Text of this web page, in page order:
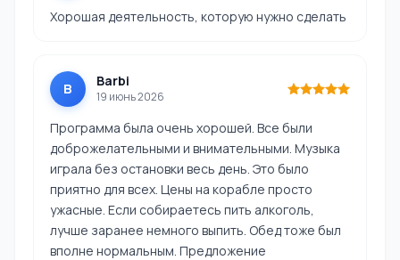
Хорошая деятельность, которую нужно сделать
B Barbi
19 июнь 2026
Программа была очень хорошей. Все были
доброжелательными и внимательными. Музыка
играла без остановки весь день. Это было
приятно для всех. Цены на корабле просто
ужасные. Если собираетесь пить алкоголь,
лучше заранее немного выпить. Обед тоже был
вполне нормальным. Предложение